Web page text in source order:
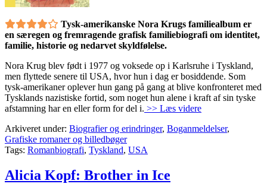
Tysk-amerikanske Nora Krugs familiealbum er
en særegen og fremragende grafisk familiebiografi om identitet,
familie, historie og nedarvet skyldfølelse.
Nora Krug blev født i 1977 og voksede op i Karlsruhe i Tyskland,
men flyttede senere til USA, hvor hun i dag er bosiddende. Som
tysk-amerikaner oplever hun gang på gang at blive konfronteret med
Tysklands nazistiske fortid, som noget hun alene i kraft af sin tyske
afstamning har en eller form for del i. >> Læs videre
Arkiveret under: Biografier og erindringer, Boganmeldelser,
Grafiske romaner og billedbøger
Tags: Romanbiografi, Tyskland, USA
Alicia Kopf: Brother in Ice